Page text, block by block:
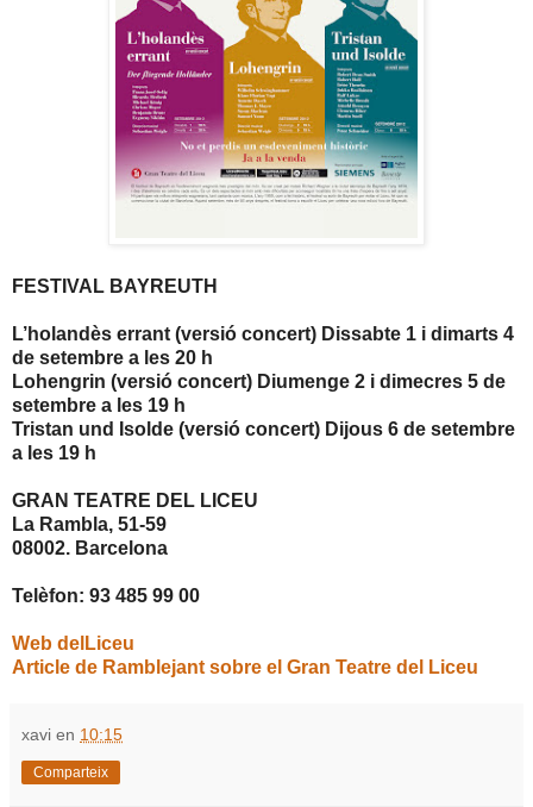
FESTIVAL BAYREUTH
L’holandès errant (versió concert) Dissabte 1 i dimarts 4
de setembre a les 20 h
Lohengrin (versió concert) Diumenge 2 i dimecres 5 de
setembre a les 19 h
Tristan und Isolde (versió concert) Dijous 6 de setembre
a les 19 h
GRAN TEATRE DEL LICEU
La Rambla, 51-59
08002. Barcelona
Telèfon: 93 485 99 00
Web delLiceu
Article de Ramblejant sobre el Gran Teatre del Liceu
xavi en 10:15
Comparteix